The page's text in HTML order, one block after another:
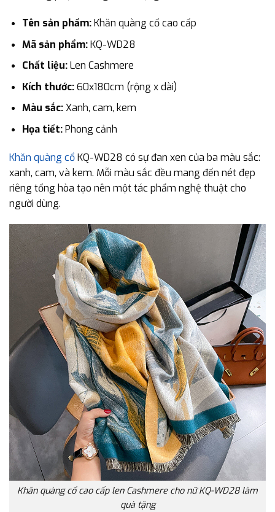
Tên sản phẩm:Khăn quàng cổ cao cấp
Mã sản phẩm:KQ-WD28
Chất liệu:Len Cashmere
Kích thước:60x180cm (rộng x dài)
Màu sắc:Xanh, cam, kem
Họa tiết:Phong cảnh
Khăn quàng cổKQ-WD28 có sự đan xen của ba màu sắc:
xanh, cam, và kem. Mỗi màu sắc đều mang đến nét đẹp
riêng tổng hòa tạo nên một tác phẩm nghệ thuật cho
người dùng.
Khăn quàng cổ cao cấp len Cashmere cho nữ KQ-WD28 làm
quà tặng